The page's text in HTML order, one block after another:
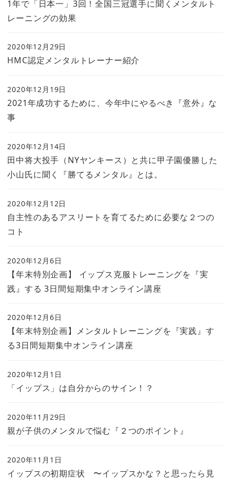
1年で「日本一」3回！全国三冠選手に聞くメンタルト
レーニングの効果
HMC認定メンタルトレーナー紹介
2020年12月29日
2021年成功するために、今年中にやるべき『意外』な
事
2020年12月19日
田中将大投手（NYヤンキース）と共に甲子園優勝した
小山氏に聞く『勝てるメンタル』とは。
2020年12月14日
自主性のあるアスリートを育てるために必要な２つの
コト
2020年12月12日
【年末特別企画】 イップス克服トレーニングを『実
践』する 3日間短期集中オンライン講座
2020年12月6日
【年末特別企画】メンタルトレーニングを『実践』す
る3日間短期集中オンライン講座
2020年12月6日
「イップス」は自分からのサイン！？
2020年12月1日
親が子供のメンタルで悩む『２つのポイント』
2020年11月29日
イップスの初期症状 〜イップスかな？と思ったら見
2020年11月1日